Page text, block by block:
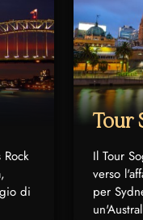
di
Tour
Il Tour
verso
per